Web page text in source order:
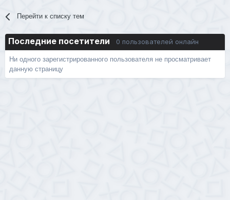
Перейти к списку тем
Последние посетители 0 пользователей онлайн
Ни одного зарегистрированного пользователя не просматривает
данную страницу